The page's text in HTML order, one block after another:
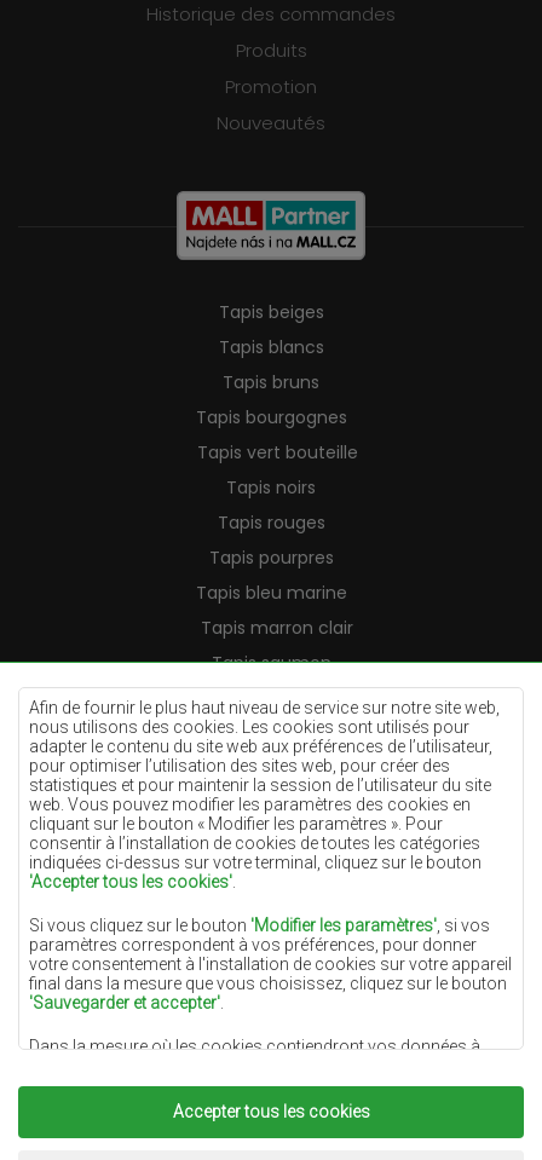
Afin de fournir le plus haut niveau de service sur notre site web,
nous utilisons des cookies. Les cookies sont utilisés pour
adapter le contenu du site web aux préférences de l’utilisateur,
pour optimiser l’utilisation des sites web, pour créer des
statistiques et pour maintenir la session de l’utilisateur du site
web. Vous pouvez modifier les paramètres des cookies en
cliquant sur le bouton « Modifier les paramètres ». Pour
consentir à l’installation de cookies de toutes les catégories
indiquées ci-dessus sur votre terminal, cliquez sur le bouton
'Accepter tous les cookies'
Si vous cliquez sur le bouton 'Modifier les paramètres' , si vos
paramètres correspondent à vos préférences, pour donner
votre consentement à l'installation de cookies sur votre appareil
final dans la mesure que vous choisissez, cliquez sur le bouton
'Sauvegarder et accepter'
Dans la mesure où les cookies contiendront vos données à
du responsable du traitement des données (DYWANYCHEMEX)
ou de tiers sous la forme de la fourniture de services de haute
qualité sur notre site Web et des activités de marketing du
responsable du traitement des données et de ses Partenaires de
Accepter tous les cookies
Historique des commandes
Produits
Promotion
Nouveautés
Tapis beiges
Tapis blancs
Tapis bruns
Tapis bourgognes
Tapis vert bouteille
Tapis noirs
Tapis rouges
Tapis pourpres
Tapis bleu marine
Tapis marron clair
Tapis saumon
Tapis crème
Tapis lilas
Tapis jaunes
Tapis menthe
Tapis bleus
Tapis oranges
Tapis gris
Tapis terre cuite
Tapis dorés